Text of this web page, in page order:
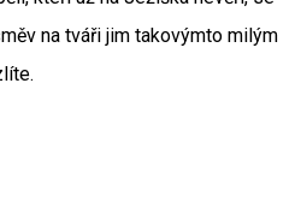
na tváři jim takovýmto milým